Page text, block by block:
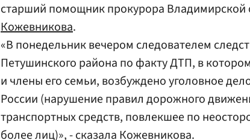
старший помощник прокурора Владимирской
Кожевникова.
«В понедельник вечером следователем
Петушинского района по факту ДТП, в
и члены его семьи, возбуждено уголовное
России (нарушение правил дорожного
транспортных средств, повлекшее по
более лиц)», - сказала Кожевникова.